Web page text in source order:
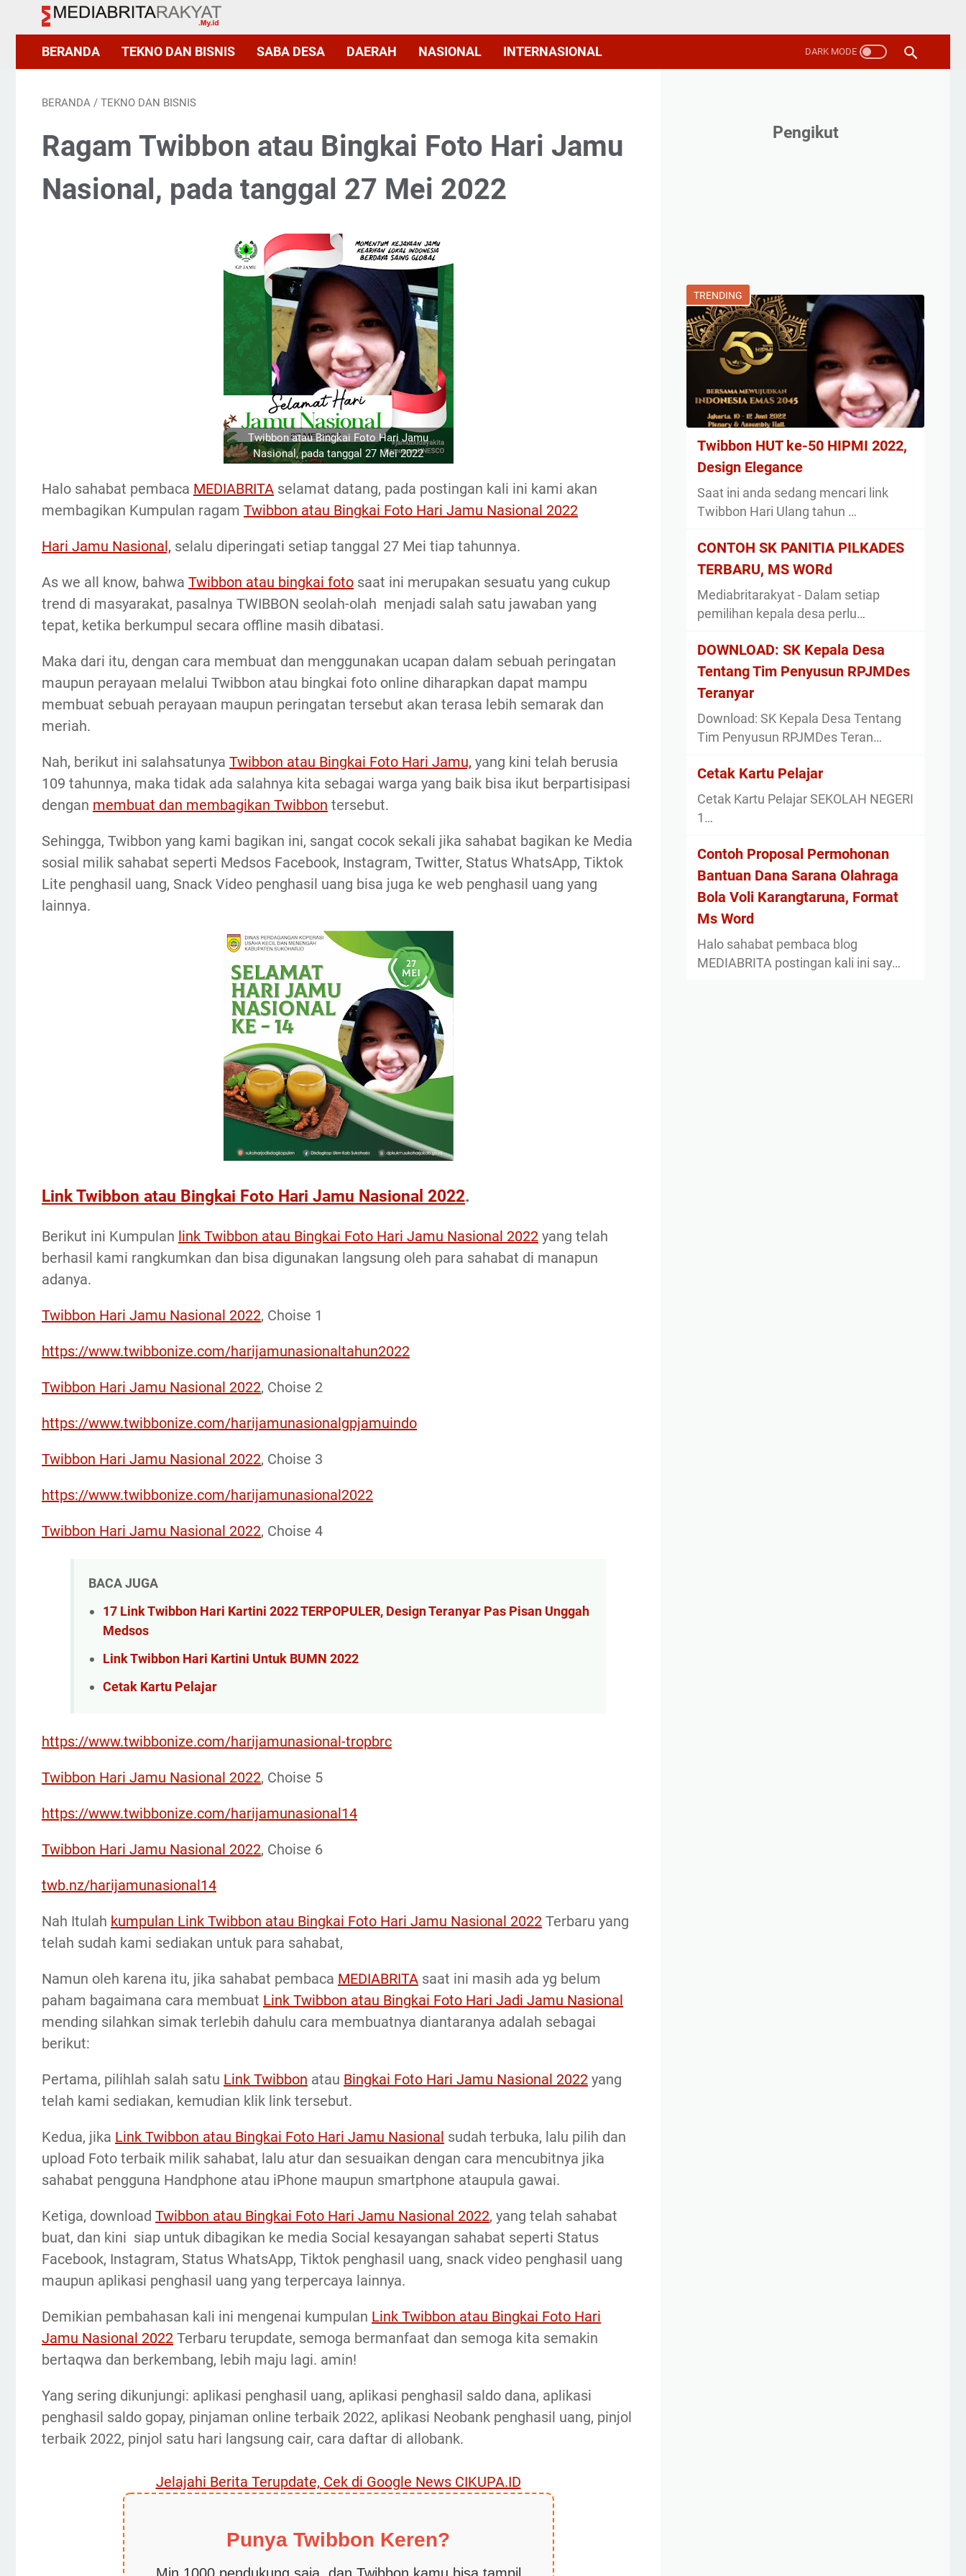
BERANDA TEKNO DAN BISNIS SABA DESA DAERAH NASIONAL INTERNASIONAL
BERANDA / TEKNO DAN BISNIS
Ragam Twibbon atau Bingkai Foto Hari Jamu
Nasional, pada tanggal 27 Mei 2022
Twibbon atau Bingkai Foto Hari Jamu
Nasional, pada tanggal 27 Mei 2022
Halo sahabat pembaca MEDIABRITA selamat datang, pada postingan kali ini kami akan
membagikan Kumpulan ragam Twibbon atau Bingkai Foto Hari Jamu Nasional 2022
Hari Jamu Nasional, selalu diperingati setiap tanggal 27 Mei tiap tahunnya.
As we all know, bahwa Twibbon atau bingkai foto saat ini merupakan sesuatu yang cukup
trend di masyarakat, pasalnya TWIBBON seolah-olah menjadi salah satu jawaban yang
tepat, ketika berkumpul secara offline masih dibatasi.
Maka dari itu, dengan cara membuat dan menggunakan ucapan dalam sebuah peringatan
maupun perayaan melalui Twibbon atau bingkai foto online diharapkan dapat mampu
membuat sebuah perayaan maupun peringatan tersebut akan terasa lebih semarak dan
meriah.
Nah, berikut ini salahsatunya Twibbon atau Bingkai Foto Hari Jamu, yang kini telah berusia
109 tahunnya, maka tidak ada salahnya kita sebagai warga yang baik bisa ikut berpartisipasi
dengan membuat dan membagikan Twibbon tersebut.
Sehingga, Twibbon yang kami bagikan ini, sangat cocok sekali jika sahabat bagikan ke Media
sosial milik sahabat seperti Medsos Facebook, Instagram, Twitter, Status WhatsApp, Tiktok
Lite penghasil uang, Snack Video penghasil uang bisa juga ke web penghasil uang yang
lainnya.
Link Twibbon atau Bingkai Foto Hari Jamu Nasional 2022.
Berikut ini Kumpulan link Twibbon atau Bingkai Foto Hari Jamu Nasional 2022 yang telah
berhasil kami rangkumkan dan bisa digunakan langsung oleh para sahabat di manapun
adanya.
Twibbon Hari Jamu Nasional 2022, Choise 1
https://www.twibbonize.com/harijamunasionaltahun2022
Twibbon Hari Jamu Nasional 2022, Choise 2
https://www.twibbonize.com/harijamunasionalgpjamuindo
Twibbon Hari Jamu Nasional 2022, Choise 3
https://www.twibbonize.com/harijamunasional2022
Twibbon Hari Jamu Nasional 2022, Choise 4
BACA JUGA
17 Link Twibbon Hari Kartini 2022 TERPOPULER, Design Teranyar Pas Pisan Unggah
Medsos
Link Twibbon Hari Kartini Untuk BUMN 2022
Cetak Kartu Pelajar
https://www.twibbonize.com/harijamunasional-tropbrc
Twibbon Hari Jamu Nasional 2022, Choise 5
https://www.twibbonize.com/harijamunasional14
Twibbon Hari Jamu Nasional 2022, Choise 6
twb.nz/harijamunasional14
Nah Itulah kumpulan Link Twibbon atau Bingkai Foto Hari Jamu Nasional 2022 Terbaru yang
telah sudah kami sediakan untuk para sahabat,
Namun oleh karena itu, jika sahabat pembaca MEDIABRITA saat ini masih ada yg belum
paham bagaimana cara membuat Link Twibbon atau Bingkai Foto Hari Jadi Jamu Nasional
mending silahkan simak terlebih dahulu cara membuatnya diantaranya adalah sebagai
berikut:
Pertama, pilihlah salah satu Link Twibbon atau Bingkai Foto Hari Jamu Nasional 2022 yang
telah kami sediakan, kemudian klik link tersebut.
Kedua, jika Link Twibbon atau Bingkai Foto Hari Jamu Nasional sudah terbuka, lalu pilih dan
upload Foto terbaik milik sahabat, lalu atur dan sesuaikan dengan cara mencubitnya jika
sahabat pengguna Handphone atau iPhone maupun smartphone ataupula gawai.
Ketiga, download Twibbon atau Bingkai Foto Hari Jamu Nasional 2022, yang telah sahabat
buat, dan kini siap untuk dibagikan ke media Social kesayangan sahabat seperti Status
Facebook, Instagram, Status WhatsApp, Tiktok penghasil uang, snack video penghasil uang
maupun aplikasi penghasil uang yang terpercaya lainnya.
Demikian pembahasan kali ini mengenai kumpulan Link Twibbon atau Bingkai Foto Hari
Jamu Nasional 2022 Terbaru terupdate, semoga bermanfaat dan semoga kita semakin
bertaqwa dan berkembang, lebih maju lagi. amin!
Yang sering dikunjungi: aplikasi penghasil uang, aplikasi penghasil saldo dana, aplikasi
penghasil saldo gopay, pinjaman online terbaik 2022, aplikasi Neobank penghasil uang, pinjol
terbaik 2022, pinjol satu hari langsung cair, cara daftar di allobank.
Jelajahi Berita Terupdate, Cek di Google News CIKUPA.ID
Punya Twibbon Keren?
Pengikut
TRENDING
Twibbon HUT ke-50 HIPMI 2022,
Design Elegance
Saat ini anda sedang mencari link
Twibbon Hari Ulang tahun …
CONTOH SK PANITIA PILKADES
TERBARU, MS WORd
Mediabritarakyat - Dalam setiap
pemilihan kepala desa perlu…
DOWNLOAD: SK Kepala Desa
Tentang Tim Penyusun RPJMDes
Teranyar
Download: SK Kepala Desa Tentang
Tim Penyusun RPJMDes Teran…
Cetak Kartu Pelajar
Cetak Kartu Pelajar SEKOLAH NEGERI
1…
Contoh Proposal Permohonan
Bantuan Dana Sarana Olahraga
Bola Voli Karangtaruna, Format
Ms Word
Halo sahabat pembaca blog
MEDIABRITA postingan kali ini say…